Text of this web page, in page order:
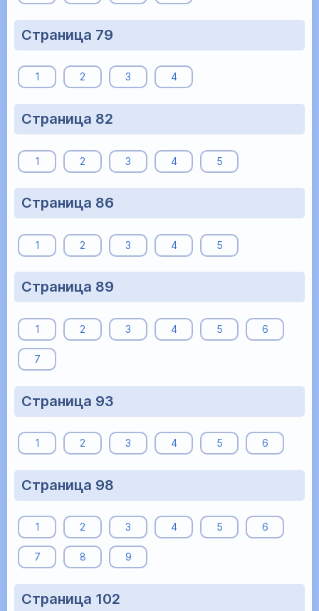
Страница 79
1 2 3 4
Страница 82
1 2 3 4 5
Страница 86
1 2 3 4 5
Страница 89
1 2 3 4 5 6
7
Страница 93
1 2 3 4 5 6
Страница 98
1 2 3 4 5 6
7 8 9
Страница 102